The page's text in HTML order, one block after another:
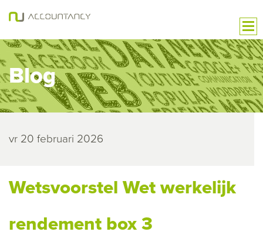
Blog
vr 20 februari 2026
Wetsvoorstel Wet werkelijk
rendement box 3